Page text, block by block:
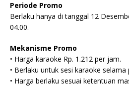
Periode Promo
Berlaku hanya di tanggal 12
04.00.
Mekanisme Promo
• Harga karaoke Rp. 1.212 per jam.
• Berlaku untuk sesi karaoke
• Harga berlaku sesuai ketentuan